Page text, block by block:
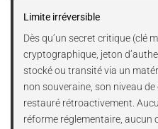
Limite irréversible
Dès qu’un secret critique (clé
cryptographique, jeton
stocké ou transité via un
non souveraine, son niveau
restauré rétroactivement.
réforme réglementaire, aucun